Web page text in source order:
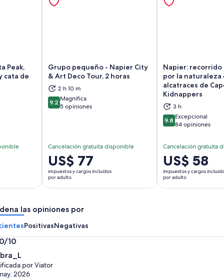
Peak,
cata de
en una nueva pestaña
Grupo pequeño - Napier City
& Art Deco Tour, 2 horas
2 h 10 m
9.29.2 de 10
Magnífica
5 opiniones
Cancelación gratuita disponible
El
precio
es
de
por
US$ 77
impuestos y cargos incluidos
por adulto
Se abrirá en una nueva pestaña
Napier:
por la naturaleza
alcatraces de
Kidnappers
3 h
9.89.8 de 10
Excepcional
84 opiniones
Cancelación gratuita
El
precio
es
de
US$ 58
impuestos y cargos
por adulto
las opiniones por
PositivasNegativas
10
por Viator
2026